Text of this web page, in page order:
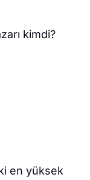
kimdi?
en yüksek